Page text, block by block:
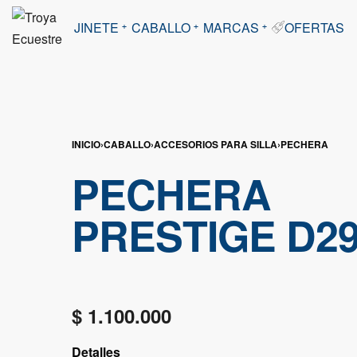
JINETE CABALLO MARCAS OFERTAS
INICIO›CABALLO›ACCESORIOS PARA SILLA›PECHERA
PECHERA
PRESTIGE
$ 1.100.000
Detalles